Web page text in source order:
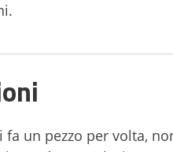
un pezzo per volta,